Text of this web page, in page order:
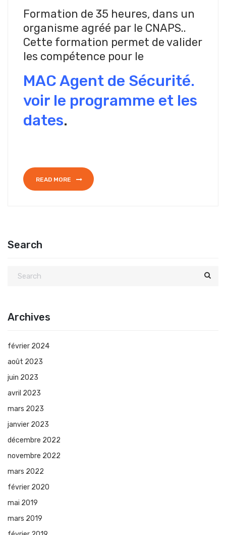
Formation de 35 heures, dans un
organisme agréé par le CNAPS..
Cette formation permet de valider
les compétence pour le
MAC Agent de Sécurité.
voir le programme et les
dates.
READ MORE
Search
Archives
février 2024
août 2023
juin 2023
avril 2023
mars 2023
janvier 2023
décembre 2022
novembre 2022
mars 2022
février 2020
mai 2019
mars 2019